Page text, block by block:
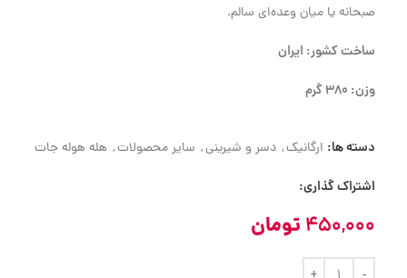
صبحانه یا میان‌ وعده‌ای سالم.
ساخت کشور: ایران
وزن: 380 گرم
دسته ها: ارگانیک, دسر و شیرینی, سایر محصولات, هله هوله جات
اشتراک گذاری:
450,000 تومان